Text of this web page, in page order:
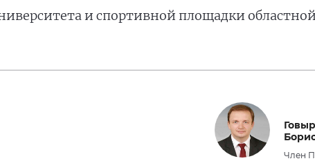
и спортивной площадки
Член